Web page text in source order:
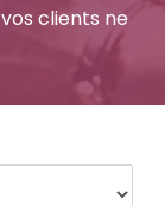
clients ne